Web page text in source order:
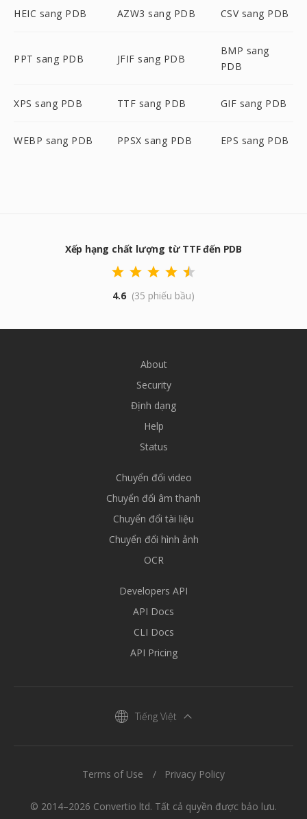
HEIC sang PDB AZW3 sang PDB CSV sang PDB
PPT sang PDB JFIF sang PDB
BMP sang
PDB
XPS sang PDB TTF sang PDB GIF sang PDB
WEBP sang PDB PPSX sang PDB EPS sang PDB
Xếp hạng chất lượng từ TTF đến PDB
4.6 (35 phiếu bầu)
About
Security
Định dạng
Help
Status
Chuyển đổi video
Chuyển đổi âm thanh
Chuyển đổi tài liệu
Chuyển đổi hình ảnh
OCR
Developers API
API Docs
CLI Docs
API Pricing
Tiếng Việt
© 2014–2026 Convertio ltd. Tất cả quyền được bảo lưu.
Terms of Use Privacy Policy